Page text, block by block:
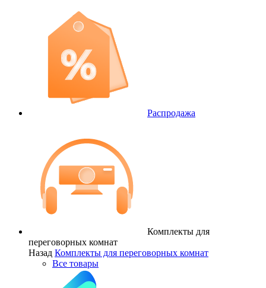
Распродажа
Комплекты для
переговорных комнат
Назад Комплекты для переговорных комнат
Все товары